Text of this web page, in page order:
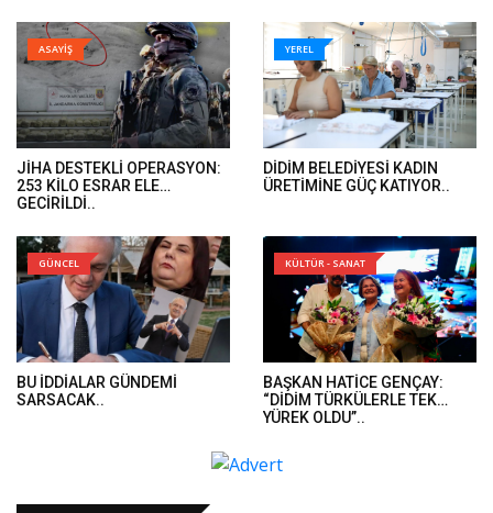
DOSYALARINA EL KONULDU’..
ASAYİŞ
JİHA DESTEKLİ OPERASYON:
253 KİLO ESRAR ELE
GEÇİRİLDİ..
YEREL
DİDİM BELEDİYESİ KADIN
ÜRETİMİNE GÜÇ KATIYOR..
GÜNCEL
BU İDDİALAR GÜNDEMİ
SARSACAK..
KÜLTÜR - SANAT
BAŞKAN HATİCE GENÇAY:
“DİDİM TÜRKÜLERLE TEK
YÜREK OLDU”..